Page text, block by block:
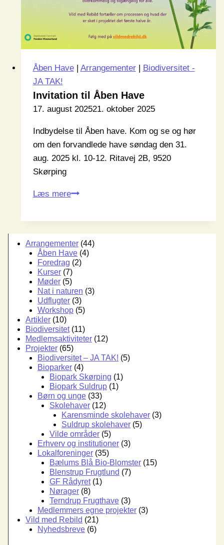
Åben Have| Arrangementer| Biodiversitet -
JA TAK!
Invitation til Åben Have
17. august 202521. oktober 2025
Indbydelse til Åben have. Kom og se og hør
om den forvandlede have søndag den 31.
aug. 2025 kl. 10-12. Ritavej 2B, 9520
Skørping
Læs mereInvitation
Åben
Have
Arrangementer (44)
Åben Have (4)
Foredrag (2)
Kurser (7)
Møder (5)
Nat i naturen (3)
Udflugter (3)
Workshop (5)
Artikler (10)
Biodiversitet(11)
Medlemsaktiviteter (12)
Projekter (65)
Biodiversitet – JA TAK! (5)
Bioparker (4)
Biopark Skørping (1)
Biopark Suldrup (1)
Børn og unge (33)
Skolehaver (12)
Karensminde skolehaver (3)
Suldrup skolehaver (5)
Vilde områder (5)
Erhverv og institutioner (3)
Lokalforeninger (35)
Bælums Blå Bio-Blomster (15)
Blenstrup Frugtlund (7)
GF Rådyret(1)
Nørager (8)
Terndrup Frugthave (3)
Medlemmers egne projekter (3)
Vild med Rebild (21)
Nyhedsbreve (6)